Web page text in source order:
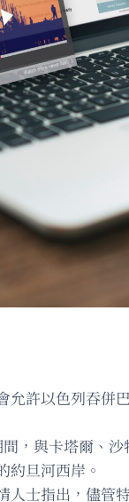
許以色列吞
，與卡塔爾、
約旦河西岸。
士指出，儘